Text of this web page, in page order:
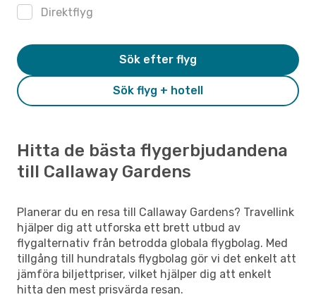
Direktflyg
Sök flyg + hotell
Sök efter flyg
Hitta de bästa flygerbjudandena
till Callaway Gardens
Planerar du en resa till Callaway Gardens? Travellink
hjälper dig att utforska ett brett utbud av
flygalternativ från betrodda globala flygbolag. Med
tillgång till hundratals flygbolag gör vi det enkelt att
jämföra biljettpriser, vilket hjälper dig att enkelt
hitta den mest prisvärda resan.